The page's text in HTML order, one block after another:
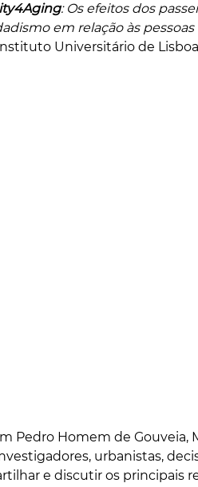
: Os efeitos dos
em relação às
Universitário de
Pedro Homem de Gouveia,
urbanistas,
e discutir os principais